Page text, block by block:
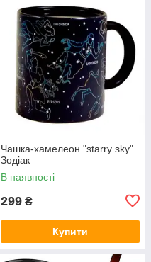
Чашка-хамелеон "starry sky"
Зодіак
В наявності
299 ₴
Купити